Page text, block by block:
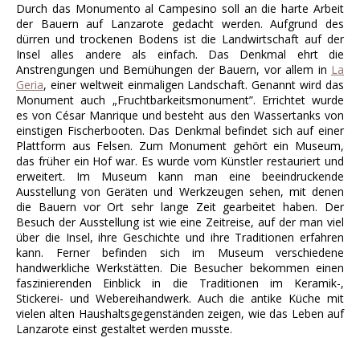
Durch das Monumento al Campesino soll an die harte Arbeit
der Bauern auf Lanzarote gedacht werden. Aufgrund des
dürren und trockenen Bodens ist die Landwirtschaft auf der
Insel alles andere als einfach. Das Denkmal ehrt die
Anstrengungen und Bemühungen der Bauern, vor allem in La
Geria, einer weltweit einmaligen Landschaft. Genannt wird das
Monument auch „Fruchtbarkeitsmonument”. Errichtet wurde
es von César Manrique und besteht aus den Wassertanks von
einstigen Fischerbooten. Das Denkmal befindet sich auf einer
Plattform aus Felsen. Zum Monument gehört ein Museum,
das früher ein Hof war. Es wurde vom Künstler restauriert und
erweitert. Im Museum kann man eine beeindruckende
Ausstellung von Geräten und Werkzeugen sehen, mit denen
die Bauern vor Ort sehr lange Zeit gearbeitet haben. Der
Besuch der Ausstellung ist wie eine Zeitreise, auf der man viel
über die Insel, ihre Geschichte und ihre Traditionen erfahren
kann. Ferner befinden sich im Museum verschiedene
handwerkliche Werkstätten. Die Besucher bekommen einen
faszinierenden Einblick in die Traditionen im Keramik-,
Stickerei- und Webereihandwerk. Auch die antike Küche mit
vielen alten Haushaltsgegenständen zeigen, wie das Leben auf
Lanzarote einst gestaltet werden musste.